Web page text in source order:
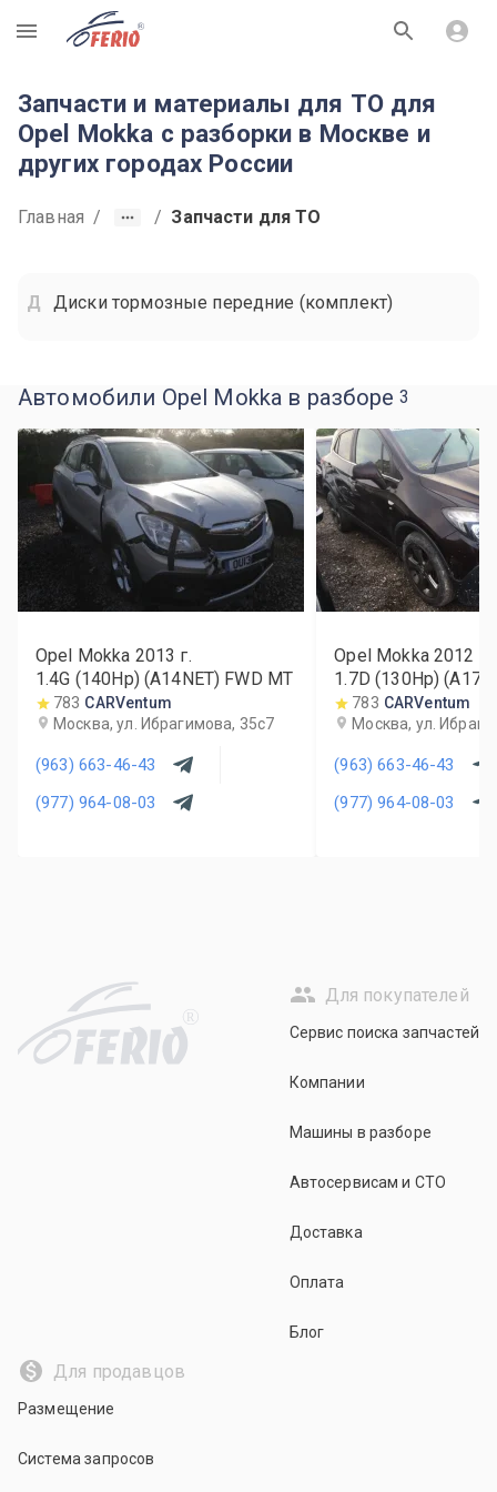
R
Запчасти и материалы для ТО для
Opel Mokka с разборки в Москве и
других городах России
Главная / / Запчасти для ТО
Диски тормозные передние (комплект)
Автомобили Opel Mokka в разборе 3
Opel Mokka 2013 г.
1.4G (140Hp) (A14NET) FWD MT
783 CARVentum
Москва, ул. Ибрагимова, 35с7
(963) 663-46-43
(977) 964-08-03
Opel Mokka 2012
1.7D (130Hp)
783 CARVentum
Москва, ул.
(963) 663-46-43
(977) 964-08-03
R
Для покупателей
Сервис поиска запчастей
Компании
Машины в разборе
Автосервисам и СТО
Доставка
Оплата
Блог
Для продавцов
Размещение
Система запросов